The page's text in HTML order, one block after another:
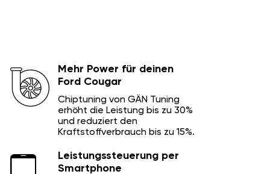
Mehr Power für deinen
Ford Cougar
Chiptuning von GÄN Tuning
erhöht die Leistung bis zu 30%
und reduziert den
Kraftstoffverbrauch bis zu 15%.
Leistungssteuerung per
Smartphone